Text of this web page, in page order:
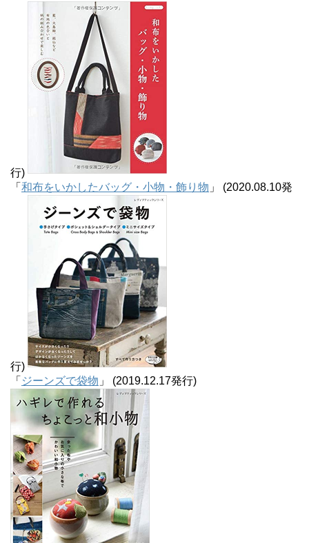
行)
「 和布をいかしたバッグ・小物・飾り物 」 (2020.08.10発
行)
「 ジーンズで袋物 」 (2019.12.17発行)